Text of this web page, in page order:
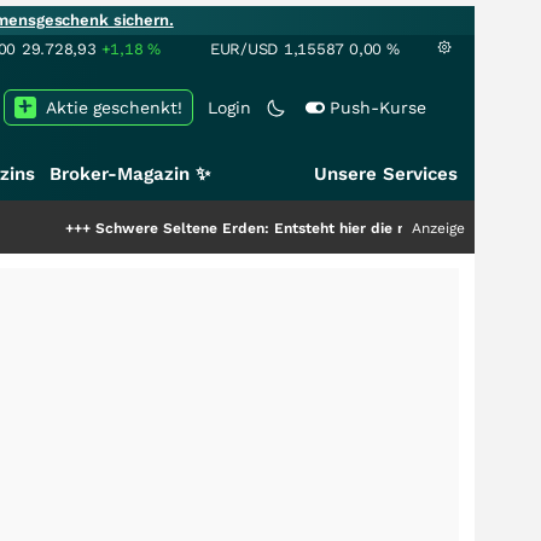
sichern.
29.728,93 +1,18% EUR/USD 1,15587 0,00 %
Login Push-Kurse
Aktie geschenkt!
Broker-Magazin ✨ Unsere Services
Schwere Seltene Erden: Entsteht hier die nächste Milliardenstory?
Anzeige